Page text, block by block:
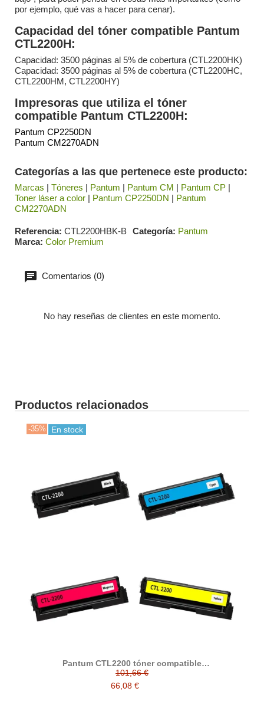
por ejemplo, qué vas a hacer para cenar).
Capacidad del tóner compatible Pantum
CTL2200H:
Capacidad: 3500 páginas al 5% de cobertura (CTL2200HK)
Capacidad: 3500 páginas al 5% de cobertura (CTL2200HC,
CTL2200HM, CTL2200HY)
Impresoras que utiliza el tóner
compatible Pantum CTL2200H:
Pantum CP2250DN
Pantum CM2270ADN
Categorías a las que pertenece este producto:
Marcas | Tóneres | Pantum | Pantum CM | Pantum CP |
Toner láser a color | Pantum CP2250DN | Pantum
CM2270ADN
Referencia CTL2200HBK-B Categoría Pantum
Marca Color Premium
Comentarios (0)
No hay reseñas de clientes en este momento.
Productos relacionados
-35% En stock
Pantum CTL2200 tóner compatible
(CTL2200K,CTL2200C, CTL2200M, CTL2200Y)
101,66 €
66,08 €